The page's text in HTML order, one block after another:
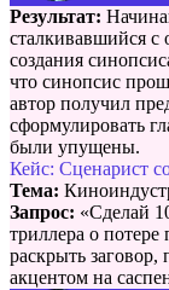
Результат:
сталкивавшийся с
создания
что синопсис
автор получил
сформулировать
были упущены.
Кейс: Сценарист
Тема:
Запрос: «Сделай
триллера о
раскрыть
акцентом на